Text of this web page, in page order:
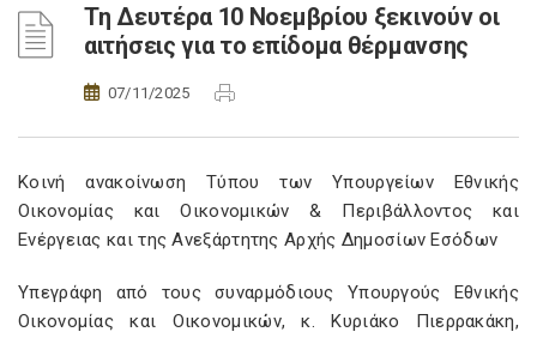
Τη Δευτέρα 10 Νοεμβρίου ξεκινούν οι
αιτήσεις για το επίδομα θέρμανσης
07/11/2025
Κοινή ανακοίνωση Τύπου των Υπουργείων Εθνικής
Οικονομίας και Οικονομικών & Περιβάλλοντος και
Ενέργειας και της Ανεξάρτητης Αρχής Δημοσίων Εσόδων
Υπεγράφη από τους συναρμόδιους Υπουργούς Εθνικής
Οικονομίας και Οικονομικών, κ. Κυριάκο Πιερρακάκη,